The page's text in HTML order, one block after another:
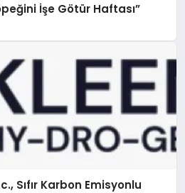
İşe Götür Haftası”
Sıfır Karbon Emisyonlu